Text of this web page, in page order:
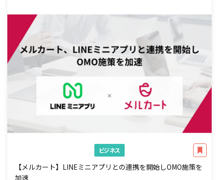
ビジネス
【メルカート】LINEミニアプリとの連携を開始しOMO施策を
加速